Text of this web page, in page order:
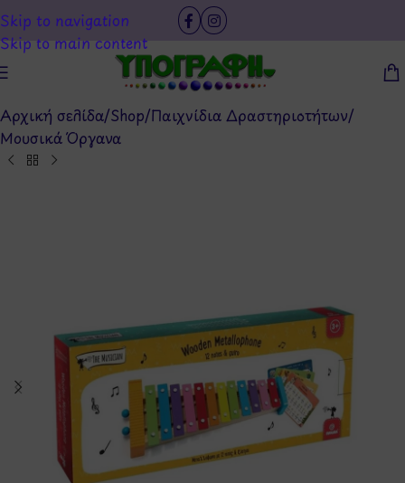
Skip to navigation
Skip to main content
Αρχική σελίδα/Shop/Παιχνίδια Δραστηριοτήτων/
Μουσικά Όργανα